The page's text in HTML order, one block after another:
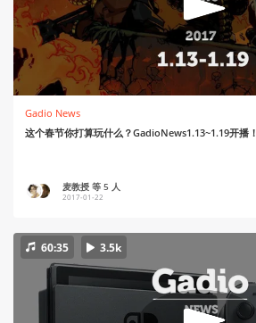
Gadio News
这个春节你打算玩什么？GadioNews1.13~1.19开播！
麦教授 等 5 人
2017-01-22
60:35 3.5k